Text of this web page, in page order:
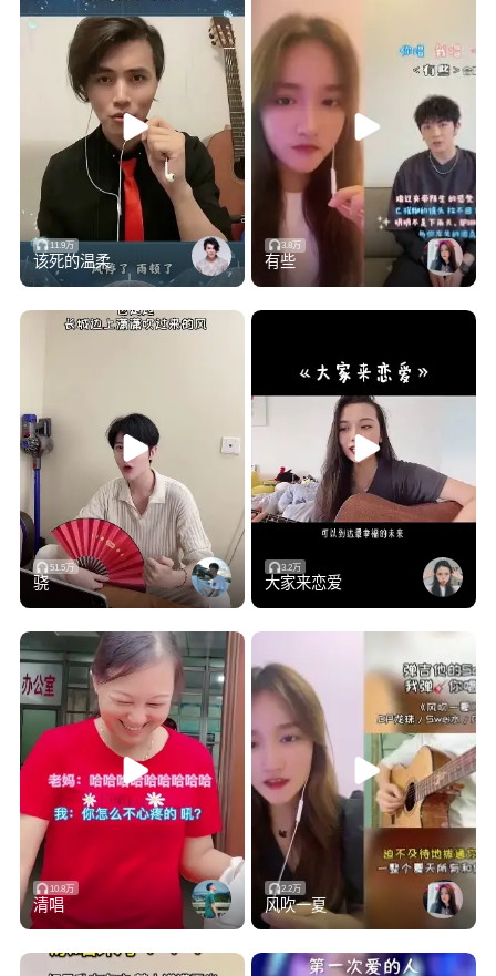
两颗心 拉开遥远的距离
这份爱 成为美好的回忆
痛苦的我 在思念天边的你
当流星 划过苍茫的天际
两颗心 拉开遥远的距离
这份爱 成为美好的回忆
痛苦的我在思念天边的你
痛苦的我在思念天边的你
11.9万
该死的温柔
3.8万
有些
51.5万
骁
3.2万
大家来恋爱
10.8万
清唱
2.2万
风吹一夏